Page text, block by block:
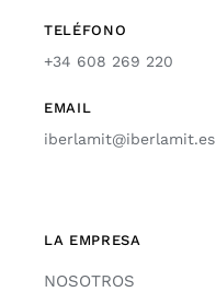
TELÉFONO
+34 608 269 220
EMAIL
iberlamit@iberlamit.es
LA EMPRESA
NOSOTROS